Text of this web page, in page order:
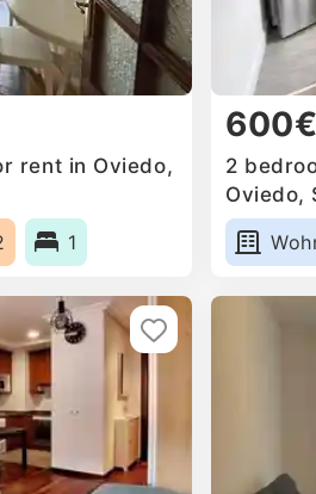
rent in Oviedo,
1
600€
2
Oviedo,